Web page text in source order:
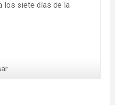
los siete días de la